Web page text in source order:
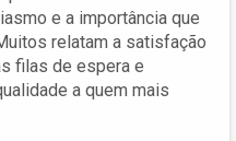
e a importância que
relatam a satisfação
filas de espera e
a quem mais